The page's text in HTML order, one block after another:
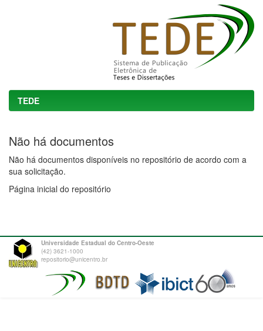
TEDE
Não há documentos
Não há documentos disponíveis no repositório de acordo com a
sua solicitação.
Página inicial do repositório
Universidade Estadual do Centro-Oeste
(42) 3621-1000
repositorio@unicentro.br